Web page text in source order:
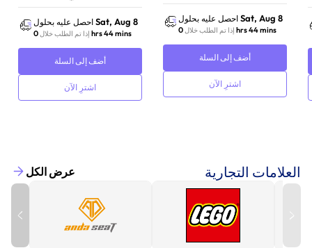
احصل عليه بحلول Sat, Aug 8
إذا تم الطلب خلال0 hrs 44 mins
أضف إلى السلة
اشترِ الآن
احصل عليه بحلول Sat, Aug 8
إذا تم الطلب خلال0 hrs 44 mins
أضف إلى السلة
اشترِ الآن
العلامات التجارية عرض الكل